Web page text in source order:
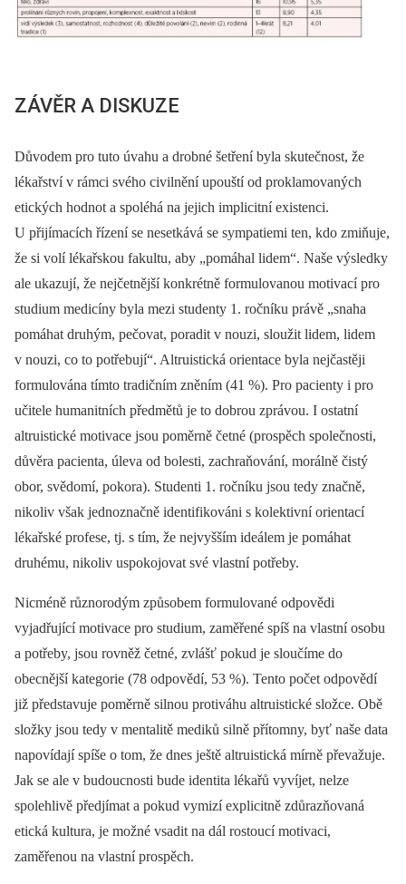
ZÁVĚR A DISKUZE
Důvodem pro tuto úvahu a drobné šetření byla skutečnost, že
lékařství v rámci svého civilnění upouští od proklamovaných
etických hodnot a spoléhá na jejich implicitní existenci.
U přijímacích řízení se nesetkává se sympatiemi ten, kdo zmiňuje,
že si volí lékařskou fakultu, aby „pomáhal lidem“. Naše výsledky
ale ukazují, že nejčetnější konkrétně formulovanou motivací pro
studium medicíny byla mezi studenty 1. ročníku právě „snaha
pomáhat druhým, pečovat, poradit v nouzi, sloužit lidem, lidem
v nouzi, co to potřebují“. Altruistická orientace byla nejčastěji
formulována tímto tradičním zněním (41 %). Pro pacienty i pro
učitele humanitních předmětů je to dobrou zprávou. I ostatní
altruistické motivace jsou poměrně četné (prospěch společnosti,
důvěra pacienta, úleva od bolesti, zachraňování, morálně čistý
obor, svědomí, pokora). Studenti 1. ročníku jsou tedy značně,
nikoliv však jednoznačně identifikováni s kolektivní orientací
lékařské profese, tj. s tím, že nejvyšším ideálem je pomáhat
druhému, nikoliv uspokojovat své vlastní potřeby.
Nicméně různorodým způsobem formulované odpovědi
vyjadřující motivace pro studium, zaměřené spíš na vlastní osobu
a potřeby, jsou rovněž četné, zvlášť pokud je sloučíme do
obecnější kategorie (78 odpovědí, 53 %). Tento počet odpovědí
již představuje poměrně silnou protiváhu altruistické složce. Obě
složky jsou tedy v mentalitě mediků silně přítomny, byť naše data
napovídají spíše o tom, že dnes ještě altruistická mírně převažuje.
Jak se ale v budoucnosti bude identita lékařů vyvíjet, nelze
spolehlivě předjímat a pokud vymizí explicitně zdůrazňovaná
etická kultura, je možné vsadit na dál rostoucí motivaci,
zaměřenou na vlastní prospěch.